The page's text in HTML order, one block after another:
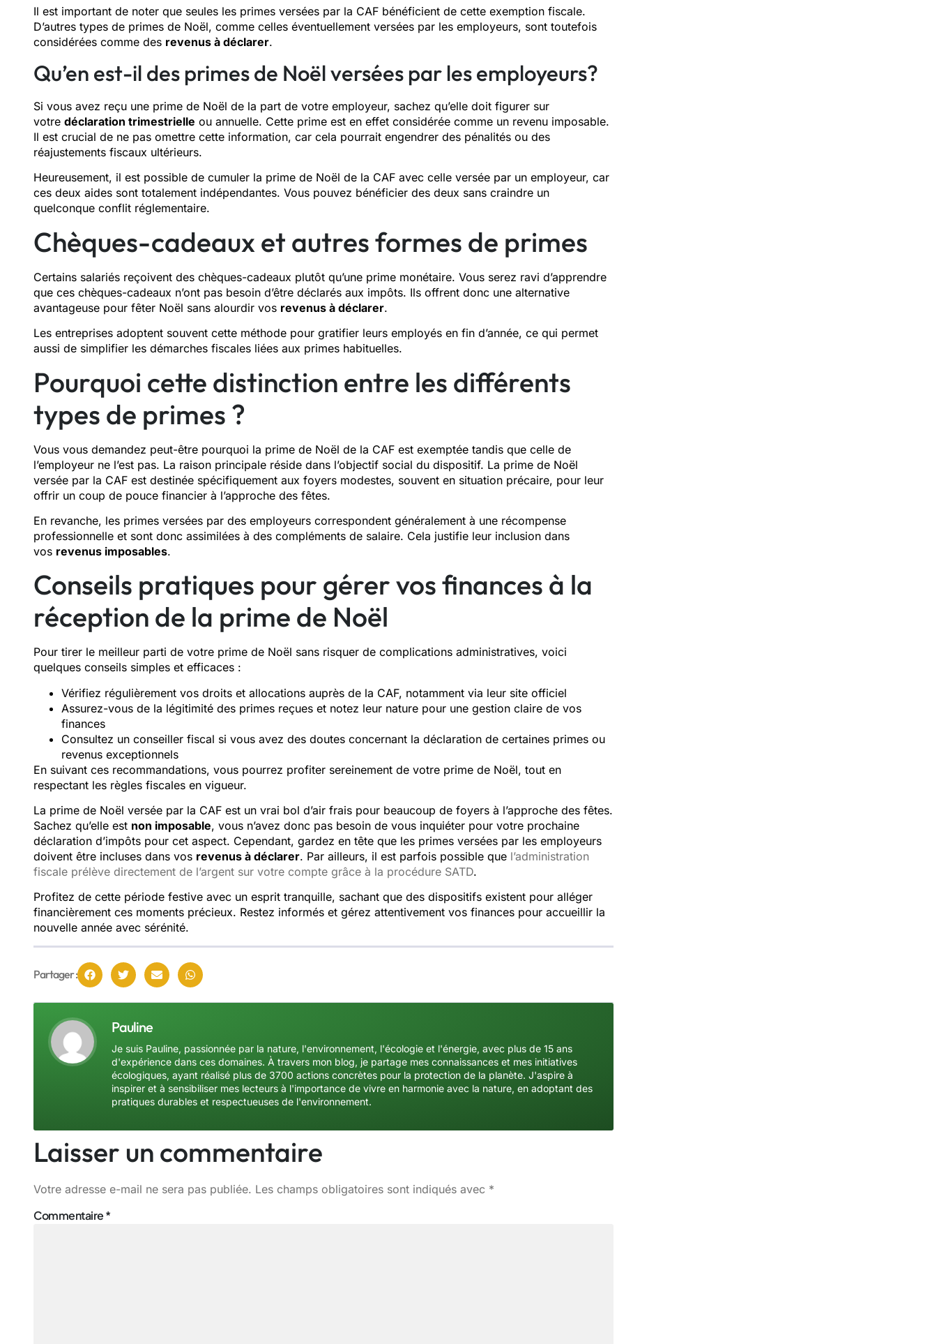
Il est important de noter que seules les primes versées par la CAF bénéficient de cette exemption fiscale.
D’autres types de primes de Noël, comme celles éventuellement versées par les employeurs, sont toutefois
considérées comme des revenus à déclarer.
Qu’en est-il des primes de Noël versées par les employeurs?
Si vous avez reçu une prime de Noël de la part de votre employeur, sachez qu’elle doit figurer sur
votre déclaration trimestrielle ou annuelle. Cette prime est en effet considérée comme un revenu imposable.
Il est crucial de ne pas omettre cette information, car cela pourrait engendrer des pénalités ou des
réajustements fiscaux ultérieurs.
Heureusement, il est possible de cumuler la prime de Noël de la CAF avec celle versée par un employeur, car
ces deux aides sont totalement indépendantes. Vous pouvez bénéficier des deux sans craindre un
quelconque conflit réglementaire.
Chèques-cadeaux et autres formes de primes
Certains salariés reçoivent des chèques-cadeaux plutôt qu’une prime monétaire. Vous serez ravi d’apprendre
que ces chèques-cadeaux n’ont pas besoin d’être déclarés aux impôts. Ils offrent donc une alternative
avantageuse pour fêter Noël sans alourdir vos revenus à déclarer.
Les entreprises adoptent souvent cette méthode pour gratifier leurs employés en fin d’année, ce qui permet
aussi de simplifier les démarches fiscales liées aux primes habituelles.
Pourquoi cette distinction entre les différents
types de primes ?
Vous vous demandez peut-être pourquoi la prime de Noël de la CAF est exemptée tandis que celle de
l’employeur ne l’est pas. La raison principale réside dans l’objectif social du dispositif. La prime de Noël
versée par la CAF est destinée spécifiquement aux foyers modestes, souvent en situation précaire, pour leur
offrir un coup de pouce financier à l’approche des fêtes.
En revanche, les primes versées par des employeurs correspondent généralement à une récompense
professionnelle et sont donc assimilées à des compléments de salaire. Cela justifie leur inclusion dans
vos revenus imposables.
Conseils pratiques pour gérer vos finances à la
réception de la prime de Noël
Pour tirer le meilleur parti de votre prime de Noël sans risquer de complications administratives, voici
quelques conseils simples et efficaces :
Vérifiez régulièrement vos droits et allocations auprès de la CAF, notamment via leur site officiel
Assurez-vous de la légitimité des primes reçues et notez leur nature pour une gestion claire de vos
finances
Consultez un conseiller fiscal si vous avez des doutes concernant la déclaration de certaines primes ou
revenus exceptionnels
En suivant ces recommandations, vous pourrez profiter sereinement de votre prime de Noël, tout en
respectant les règles fiscales en vigueur.
La prime de Noël versée par la CAF est un vrai bol d’air frais pour beaucoup de foyers à l’approche des fêtes.
Sachez qu’elle est non imposable, vous n’avez donc pas besoin de vous inquiéter pour votre prochaine
déclaration d’impôts pour cet aspect. Cependant, gardez en tête que les primes versées par les employeurs
doivent être incluses dans vos revenus à déclarer. Par ailleurs, il est parfois possible que l’administration
fiscale prélève directement de l’argent sur votre compte grâce à la procédure SATD.
Profitez de cette période festive avec un esprit tranquille, sachant que des dispositifs existent pour alléger
financièrement ces moments précieux. Restez informés et gérez attentivement vos finances pour accueillir la
nouvelle année avec sérénité.
Partager :
Pauline
Je suis Pauline, passionnée par la nature, l'environnement, l'écologie et l'énergie, avec plus de 15 ans
d'expérience dans ces domaines. À travers mon blog, je partage mes connaissances et mes initiatives
écologiques, ayant réalisé plus de 3700 actions concrètes pour la protection de la planète. J'aspire à
inspirer et à sensibiliser mes lecteurs à l'importance de vivre en harmonie avec la nature, en adoptant des
pratiques durables et respectueuses de l'environnement.
Laisser un commentaire
Votre adresse e-mail ne sera pas publiée. Les champs obligatoires sont indiqués avec *
Commentaire*